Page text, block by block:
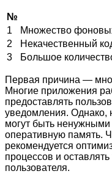
№
1
Множество
2
Некачественный
3
Большое
Первая причина —
Многие приложения
предоставлять
уведомления. Однако,
могут быть
оперативную память.
рекомендуется
процессов и
пользователя.